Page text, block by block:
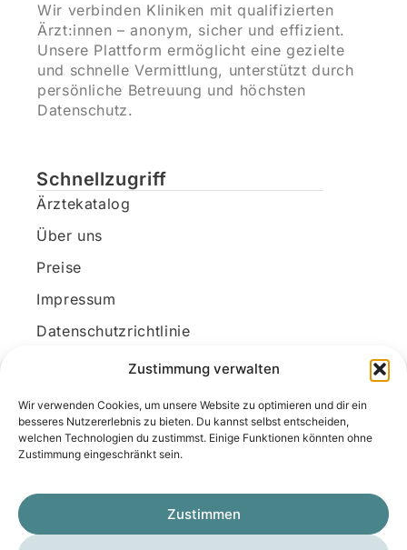
Zustimmung verwalten
Wir verwenden Cookies, um unsere Website zu optimieren und dir ein
besseres Nutzererlebnis zu bieten. Du kannst selbst entscheiden,
welchen Technologien du zustimmst. Einige Funktionen könnten ohne
Zustimmung eingeschränkt sein.
Zustimmen
Wir verbinden Kliniken mit qualifizierten
Ärzt:innen – anonym, sicher und effizient.
Unsere Plattform ermöglicht eine gezielte
und schnelle Vermittlung, unterstützt durch
persönliche Betreuung und höchsten
Datenschutz.
Schnellzugriff
Ärztekatalog
Über uns
Preise
Impressum
Datenschutzrichtlinie
Kundenkonto
Unsere Kontaktdaten
E-Mail: kontakt@docanonym.com
am Traunsee, Österreich